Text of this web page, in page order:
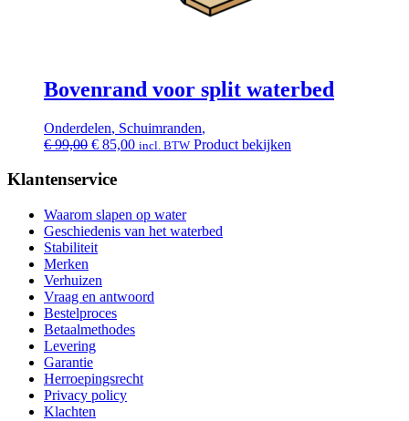
Bovenrand voor split waterbed
Onderdelen, Schuimranden,
€99,00 Oorspronkelijke
was:
€ 85,00Huidige
incl. BTW Product bekijken
Klantenservice
Waarom slapen op water
Geschiedenis van het waterbed
Stabiliteit
Merken
Verhuizen
Vraag en antwoord
Bestelproces
Betaalmethodes
Levering
Garantie
Herroepingsrecht
Privacy policy
Klachten